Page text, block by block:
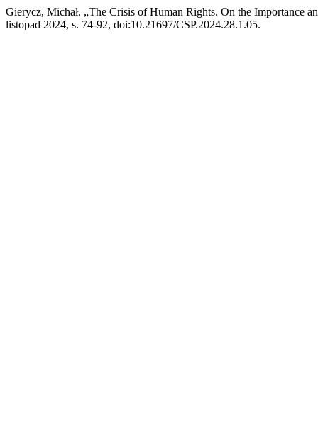
Gierycz, Michał. „The Crisis of Human Rights. On the Importance
listopad 2024, s. 74-92, doi:10.21697/CSP.2024.28.1.05.